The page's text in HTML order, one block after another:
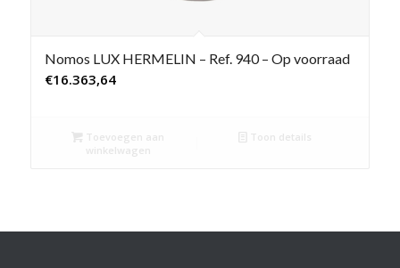
Nomos LUX HERMELIN – Ref. 940 – Op voorraad
€16.363,64
Toevoegen aan
winkelwagen
Toon details